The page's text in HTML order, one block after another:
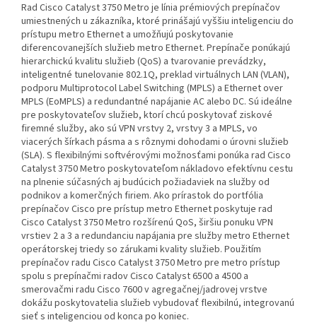
Rad Cisco Catalyst 3750 Metro je línia prémiových prepínačov
umiestnených u zákazníka, ktoré prinášajú vyššiu inteligenciu do
prístupu metro Ethernet a umožňujú poskytovanie
diferencovanejších služieb metro Ethernet. Prepínače ponúkajú
hierarchickú kvalitu služieb (QoS) a tvarovanie prevádzky,
inteligentné tunelovanie 802.1Q, preklad virtuálnych LAN (VLAN),
podporu Multiprotocol Label Switching (MPLS) a Ethernet over
MPLS (EoMPLS) a redundantné napájanie AC alebo DC. Sú ideálne
pre poskytovateľov služieb, ktorí chcú poskytovať ziskové
firemné služby, ako sú VPN vrstvy 2, vrstvy 3 a MPLS, vo
viacerých šírkach pásma a s rôznymi dohodami o úrovni služieb
(SLA). S flexibilnými softvérovými možnosťami ponúka rad Cisco
Catalyst 3750 Metro poskytovateľom nákladovo efektívnu cestu
na plnenie súčasných aj budúcich požiadaviek na služby od
podnikov a komerčných firiem. Ako prírastok do portfólia
prepínačov Cisco pre prístup metro Ethernet poskytuje rad
Cisco Catalyst 3750 Metro rozšírenú QoS, širšiu ponuku VPN
vrstiev 2 a 3 a redundanciu napájania pre služby metro Ethernet
operátorskej triedy so zárukami kvality služieb. Použitím
prepínačov radu Cisco Catalyst 3750 Metro pre metro prístup
spolu s prepínačmi radov Cisco Catalyst 6500 a 4500 a
smerovačmi radu Cisco 7600 v agregačnej/jadrovej vrstve
dokážu poskytovatelia služieb vybudovať flexibilnú, integrovanú
sieť s inteligenciou od konca po koniec.